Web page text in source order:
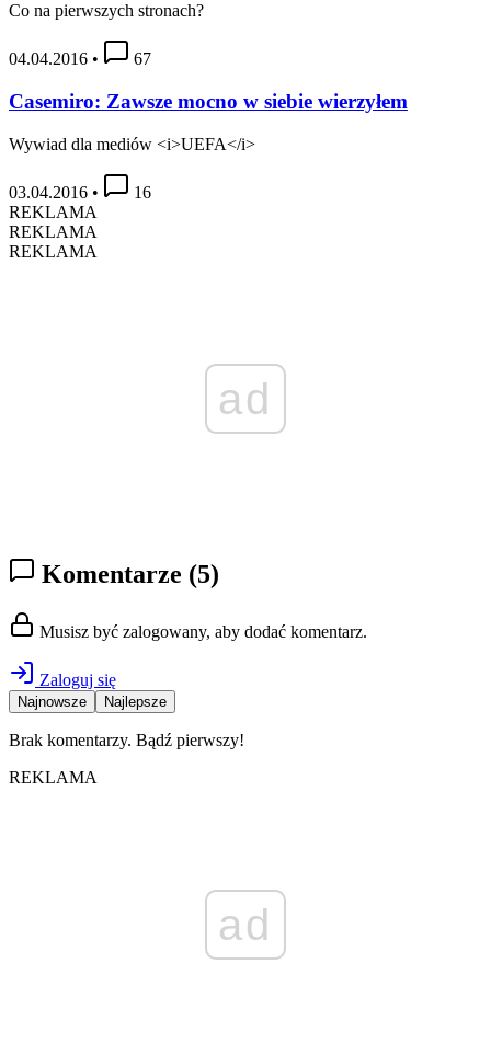
Co na pierwszych stronach?
04.04.2016 • 67
Casemiro: Zawsze mocno w siebie wierzyłem
Wywiad dla mediów <i>UEFA</i>
03.04.2016 •
16
REKLAMA
REKLAMA
REKLAMA
ad
Komentarze (5)
Musisz być zalogowany, aby dodać komentarz.
Zaloguj się
Najnowsze Najlepsze
Brak komentarzy. Bądź pierwszy!
REKLAMA
ad